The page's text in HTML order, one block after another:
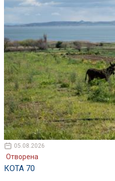
05.08.2026
Отворена
КОТА 70